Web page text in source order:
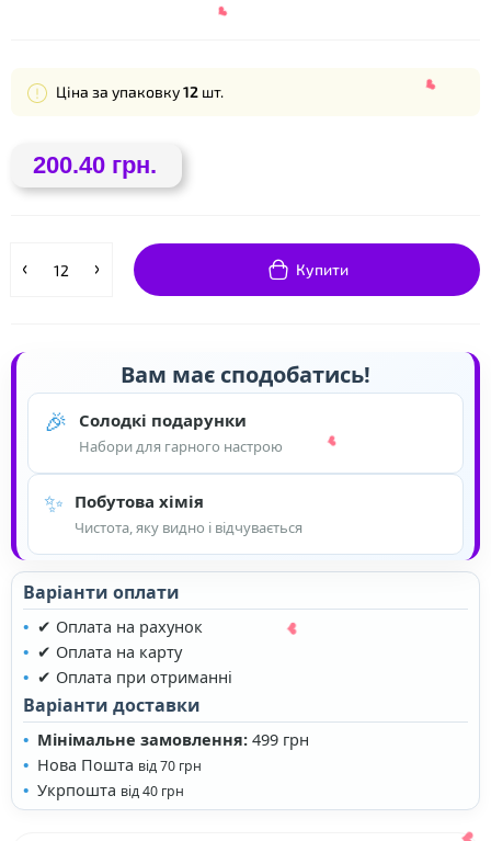
Ціна за упаковку12 шт.
200.40 грн.
Купити
Вам має сподобатись!
🎉 Солодкі подарунки
Набори для гарного настрою
✨ Побутова хімія
Чистота, яку видно і відчувається
Варіанти оплати
✔ Оплата на рахунок
✔ Оплата на карту
✔ Оплата при отриманні
Варіанти доставки
Мінімальне замовлення: 499 грн
Нова Пошта від 70 грн
Укрпошта від 40 грн